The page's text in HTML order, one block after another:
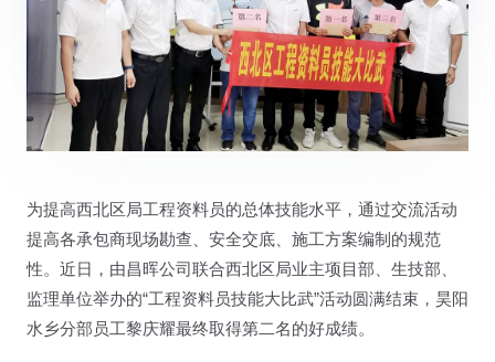
为提高西北区局工程资料员的总体技能水平，通过交流活动
提高各承包商现场勘查、安全交底、施工方案编制的规范
性。近日，由昌晖公司联合西北区局业主项目部、生技部、
监理单位举办的“工程资料员技能大比武”活动圆满结束，昊阳
水乡分部员工黎庆耀最终取得第二名的好成绩。